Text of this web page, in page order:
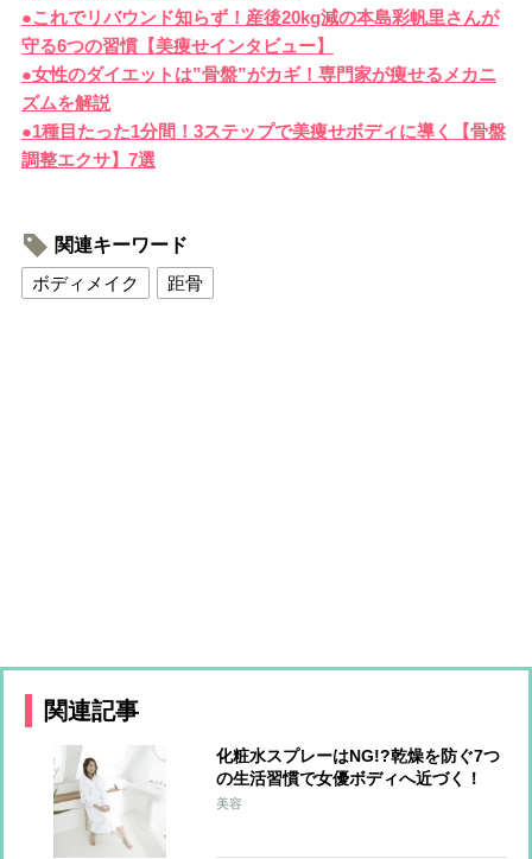
●これでリバウンド知らず！産後20kg減の本島彩帆里さんが
守る6つの習慣【美痩せインタビュー】
●女性のダイエットは”骨盤”がカギ！専門家が痩せるメカニ
ズムを解説
●1種目たった1分間！3ステップで美痩せボディに導く【骨盤
調整エクサ】7選
関連キーワード
ボディメイク
距骨
関連記事
化粧水スプレーはNG!?乾燥を防ぐ7つ
の生活習慣で女優ボディへ近づく！
美容